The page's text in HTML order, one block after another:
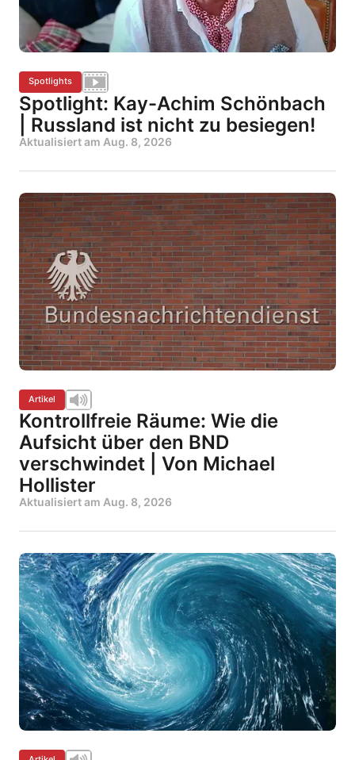
Spotlights
Spotlight: Kay-Achim Schönbach
| Russland ist nicht zu besiegen!
Aktualisiert am Aug. 8, 2026
Artikel
Kontrollfreie Räume: Wie die
Aufsicht über den BND
verschwindet | Von Michael
Hollister
Aktualisiert am Aug. 8, 2026